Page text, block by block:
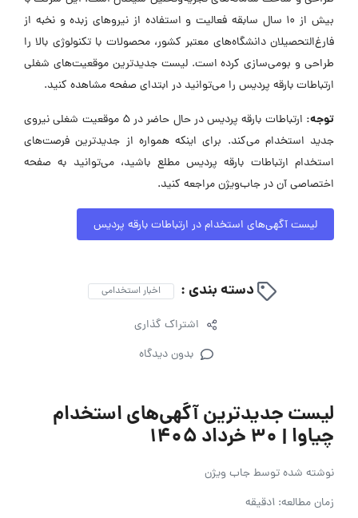
بیش از ۱۰ سال سابقه فعالیت و استفاده از نیروهای زبده و نخبه از
فارغ‌التحصیلان دانشگاه‌های معتبر کشور، محصولات با تکنولوژی بالا را
طراحی و بومی‌سازی کرده است. لیست جدیدترین موقعیت‌های شغلی
ارتباطات بارقه پردیس را می‌توانید در ابتدای صفحه مشاهده کنید.
توجه:
ارتباطات بارقه پردیس در حال حاضر در ۵ موقعیت شغلی نیروی
جدید استخدام می‌کند. برای اینکه همواره از جدیدترین فرصت‌های
استخدام ارتباطات بارقه پردیس مطلع باشید، می‌توانید به صفحه
اختصاصی آن در جاب‌ویژن مراجعه کنید.
لیست آگهی‌های استخدام در ارتباطات بارقه پردیس
دسته بندی : اخبار استخدامی
اشتراک گذاری
بدون دیدگاه
لیست جدیدترین آگهی‌های استخدام
چیاوا | ۳۰ خرداد ۱۴۰۵
نوشته شده توسطجاب ویژن
زمان مطالعه: 1دقیقه